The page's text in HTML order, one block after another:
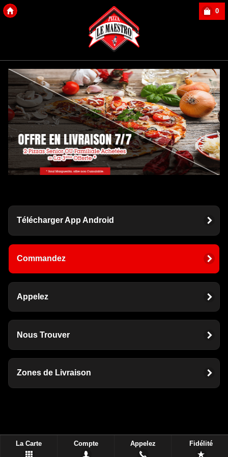
0
Télécharger App Android
Commandez
Appelez
Nous Trouver
Zones de Livraison
La Carte Compte Appelez Fidélité
Copyright Des-click